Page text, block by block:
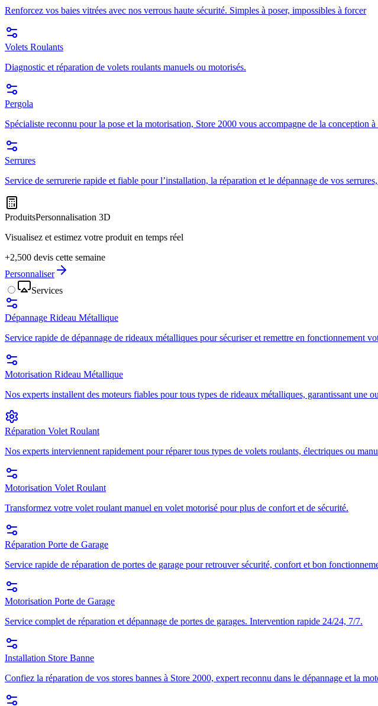
Renforcez vos baies vitrées avec nos verrous haute sécurité. Simples à poser, impossibles à forcer
Volets Roulants
Diagnostic et réparation de volets roulants manuels ou motorisés.
Pergola
Spécialiste reconnu pour la pose et la motorisation, Store 2000 vous accompagne de la conception
Serrures
Service de serrurerie rapide et fiable pour l’installation, la réparation et le dépannage de vos
ProduitsPersonnalisation 3D
Visualisez et estimez votre produit en temps réel
+2,500 devis cette semaine
Personnaliser
Services
Dépannage Rideau Métallique
Service rapide de dépannage de rideaux métalliques pour sécuriser et remettre en fonctionnement
Motorisation Rideau Métallique
Nos experts installent des moteurs fiables pour tous types de rideaux métalliques, garantissant une
Réparation Volet Roulant
Nos experts interviennent rapidement pour réparer tous types de volets roulants, électriques ou
Motorisation Volet Roulant
Transformez votre volet roulant manuel en volet motorisé pour plus de confort et de sécurité.
Réparation Porte de Garage
Service rapide de réparation de portes de garage pour retrouver sécurité, confort et bon
Motorisation Porte de Garage
Service complet de réparation et dépannage de portes de garages. Intervention rapide 24/24, 7/7.
Installation Store Banne
Confiez la réparation de vos stores bannes à Store 2000, expert reconnu dans le dépannage et la